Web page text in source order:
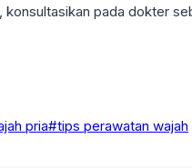
pada dokter
pria#tips perawatan wajah